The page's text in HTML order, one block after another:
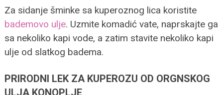
Za sidanje šminke sa kuperoznog lica koristite
bademovo ulje. Uzmite komadić vate, naprskajte ga
sa nekoliko kapi vode, a zatim stavite nekoliko kapi
ulje od slatkog badema.
PRIRODNI LEK ZA KUPEROZU OD ORGNSKOG
ULJA KONOPLJE